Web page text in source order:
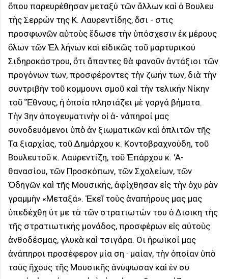
ὅπου παρευρέθησαν μεταξύ τῶν ἄλλων καὶ ὁ Βουλευ
τὴς Σερρών της K. Λαυρεντίδης, ὅσι - στις
προσφωνῶν αὐτοὺς ἔδωσε τὴν ὑπόσχεσιν ἐκ μέρους
ὅλων τῶν Ἑλ λήνων καὶ εἰδικῶς τοῦ μαρτυρικού
Σιδηροκάστρου, ὅτι ἅπαντες θὰ φανοῦν ἀντάξιοι τῶν
προγόνων των, προσφέροντες τὴν ζωήν των, διὰ τὴν
συντριβὴν τοῦ κομμουνι σμοῦ καὶ τὴν τελικήν Νίκην
τοῦ Ἔθνους, ἡ ὁποία πλησιάζει μὲ γοργά βήματα.
Τὴν 3ην ἀπογευματινὴν οἱ ἀ- νάπηροί μας
συνοδευόμενοι ὑπὸ ἀν ξιωματικῶν καὶ ὁπλιτῶν τῆς
Τα ξιαρχίας, τοῦ Δημάρχου κ. Κοντοβραχνούδη, τοῦ
Βουλευτοῦ κ. Λαυρεντίζη, τοῦ Ἐπάρχου κ. 'Α-
θανασίου, τῶν Προσκόπων, τῶν Σχολείων, τῶν
Ὁδηγῶν καὶ τῆς Μουσικής, ἀφίχθησαν εἰς τὴν ὀχυ ρὰν
γραμμὴν «Μεταξά». Ἐκεῖ τοὺς ἀναπήρους μας μας
ὑπεδέχθη ὑτ με τὰ τῶν στρατιωτών του ὁ Διοικη τὴς
τῆς στρατιωτικής μονάδος, προσφέρων εἰς αὐτοὺς
ἀνθοδέσμας, γλυκὰ καὶ τσιγάρα. Οι ἠρωϊκοί μας
ἀνάπηροι προσέφερον μία ση · μαίαν, τὴν ὁποίαν ὑπὸ
τοὺς ἤχους τῆς Μουσικῆς ἀνύψωσαν καὶ ἐν συ